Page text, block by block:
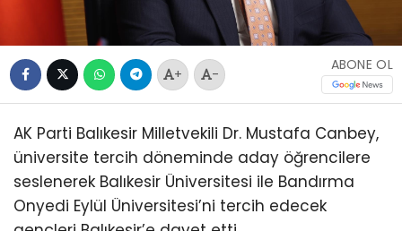
+ -
ABONE OL
AK Parti Balıkesir Milletvekili Dr. Mustafa Canbey,
üniversite tercih döneminde aday öğrencilere
seslenerek Balıkesir Üniversitesi ile Bandırma
Onyedi Eylül Üniversitesi’ni tercih edecek